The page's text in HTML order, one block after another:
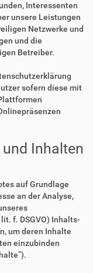
Interessenten
unsere Leistungen
Netzwerke und
und die
Betreiber.
sofern diese mit
Inhalten
auf Grundlage
an der Analyse,
f. DSGVO) Inhalts-
um deren Inhalte
einzubinden